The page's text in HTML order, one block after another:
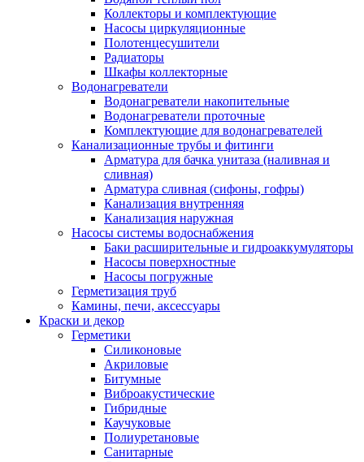
Коллекторы и комплектующие
Насосы циркуляционные
Полотенцесушители
Радиаторы
Шкафы коллекторные
Водонагреватели
Водонагреватели накопительные
Водонагреватели проточные
Комплектующие для водонагревателей
Канализационные трубы и фитинги
Арматура для бачка унитаза (наливная и
сливная)
Арматура сливная (сифоны, гофры)
Канализация внутренняя
Канализация наружная
Насосы системы водоснабжения
Баки расширительные и гидроаккумуляторы
Насосы поверхностные
Насосы погружные
Герметизация труб
Камины, печи, аксессуары
Краски и декор
Герметики
Силиконовые
Акриловые
Битумные
Виброакустические
Гибридные
Каучуковые
Полиуретановые
Санитарные